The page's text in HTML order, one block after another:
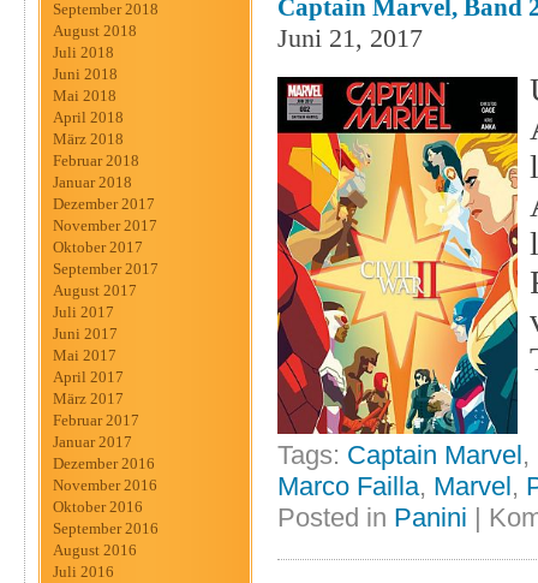
September 2018
August 2018
Juli 2018
Juni 2018
Mai 2018
April 2018
März 2018
Februar 2018
Januar 2018
Dezember 2017
November 2017
Oktober 2017
September 2017
August 2017
Juli 2017
Juni 2017
Mai 2017
April 2017
März 2017
Februar 2017
Januar 2017
Dezember 2016
November 2016
Oktober 2016
September 2016
August 2016
Juli 2016
Captain Marvel, Band
Juni 21, 2017
Tags: Captain Marvel,
Marco Failla, Marvel,
Posted in Panini |